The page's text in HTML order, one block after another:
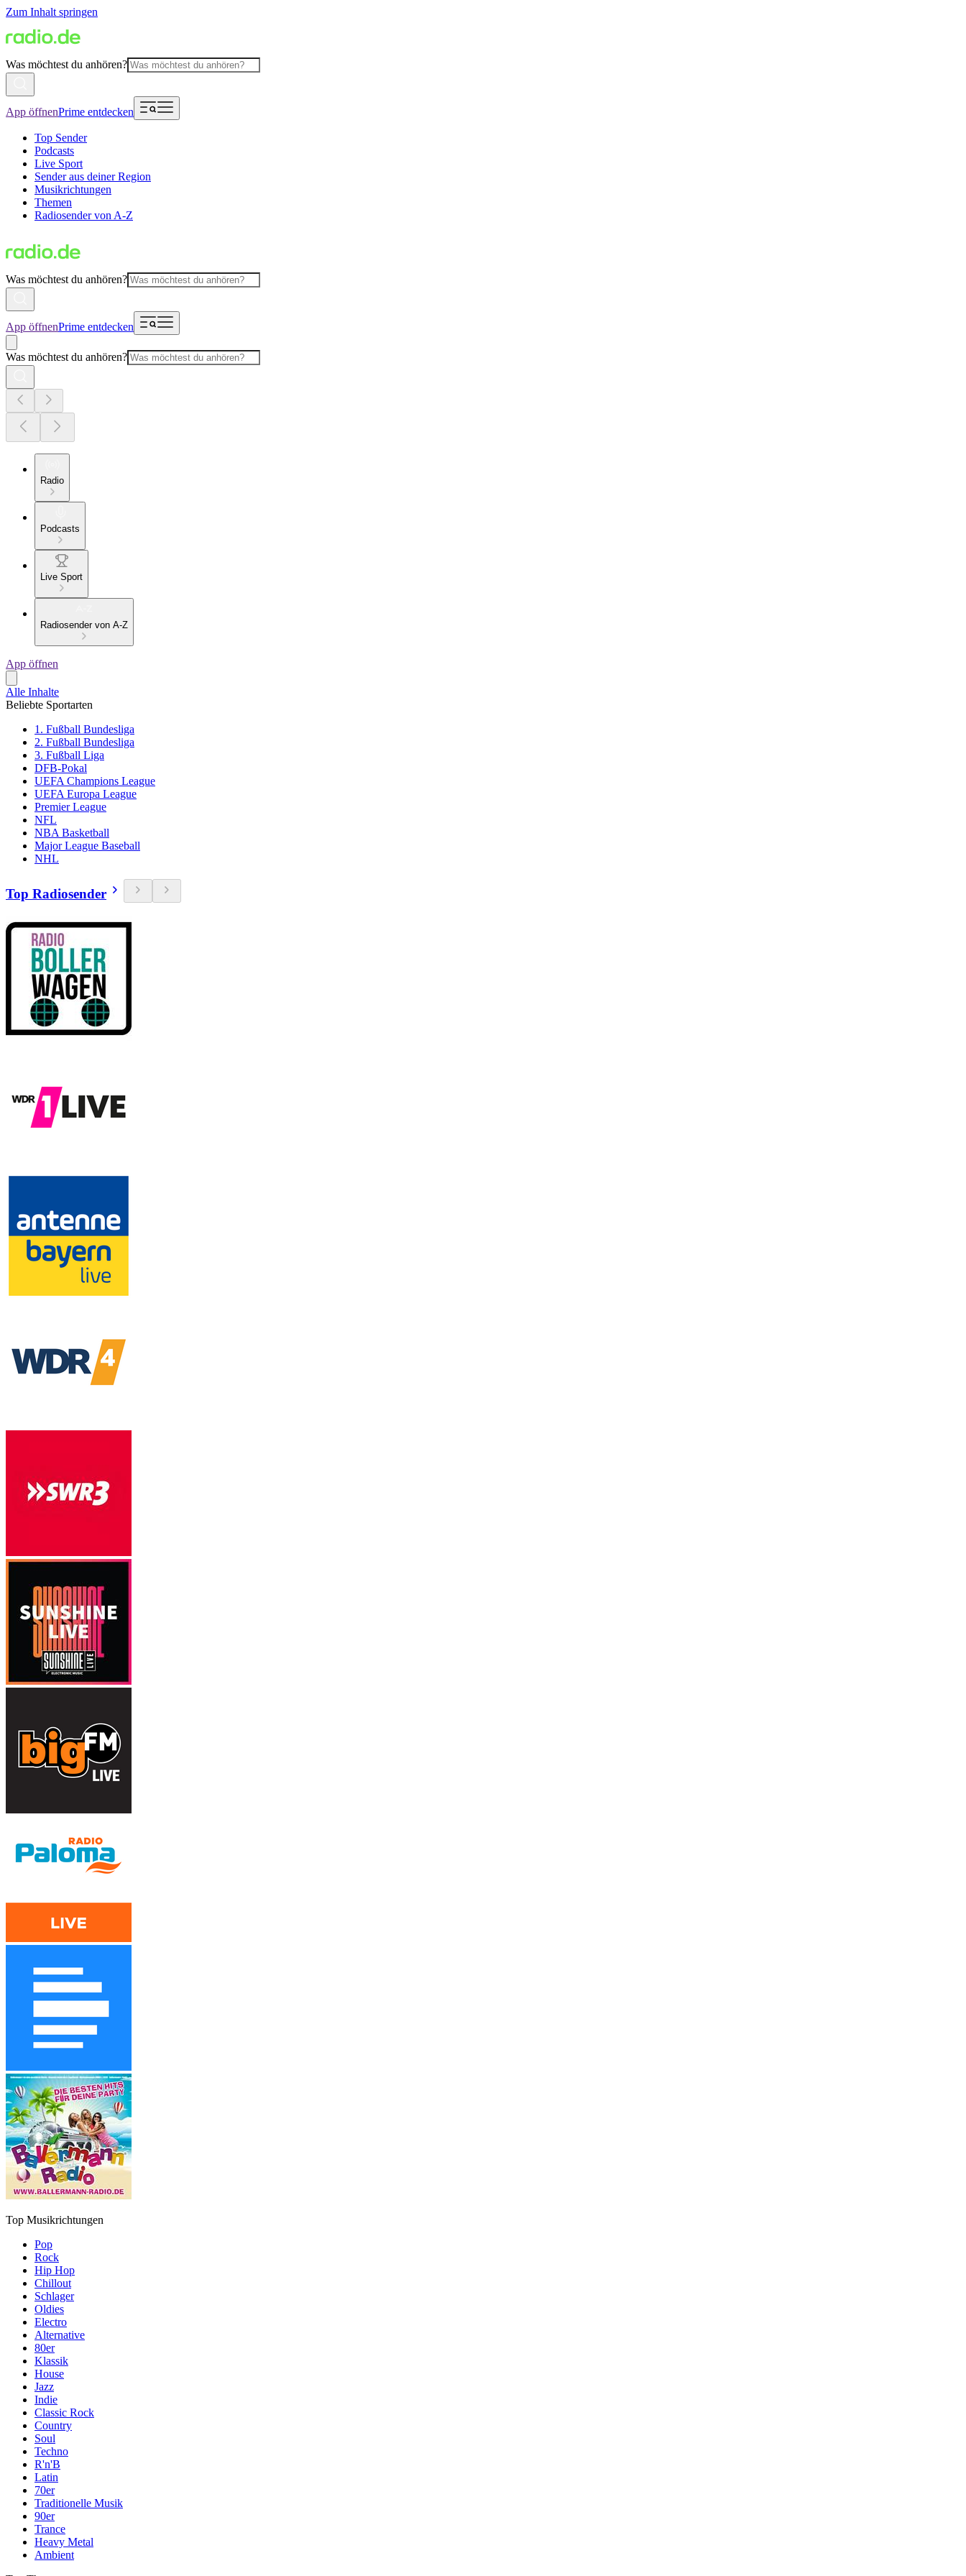
Zum Inhalt springen
Was möchtest du anhören?
App öffnenPrime entdecken
Top Sender
Podcasts
Live Sport
Sender aus deiner Region
Musikrichtungen
Themen
Radiosender von A-Z
Was möchtest du anhören?
App öffnenPrime entdecken
Was möchtest du anhören?
Radio
Podcasts
Live Sport
Radiosender von A-Z
App öffnen
Alle Inhalte
Beliebte Sportarten
1. Fußball Bundesliga
2. Fußball Bundesliga
3. Fußball Liga
DFB-Pokal
UEFA Champions League
UEFA Europa League
Premier League
NFL
NBA Basketball
Major League Baseball
NHL
Top Radiosender
Top Musikrichtungen
Pop
Rock
Hip Hop
Chillout
Schlager
Oldies
Electro
Alternative
80er
Klassik
House
Jazz
Indie
Classic Rock
Country
Soul
Techno
R'n'B
Latin
70er
Traditionelle Musik
90er
Trance
Heavy Metal
Ambient